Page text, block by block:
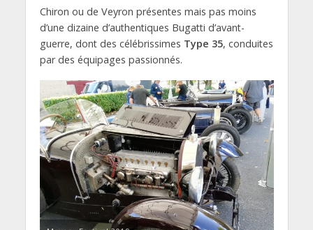
Chiron ou de Veyron présentes mais pas moins
d’une dizaine d’authentiques Bugatti d’avant-
guerre, dont des célébrissimes Type 35, conduites
par des équipages passionnés.